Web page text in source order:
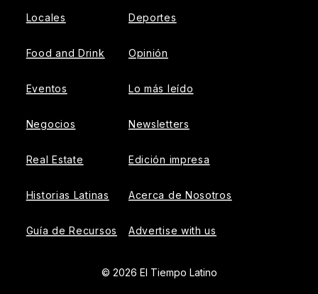
Locales
Food and Drink
Eventos
Negocios
Real Estate
Historias Latinas
Guía de Recursos
Deportes
Opinión
Lo más leído
Newsletters
Edición impresa
Acerca de Nosotros
Advertise with us
© 2026 El Tiempo Latino